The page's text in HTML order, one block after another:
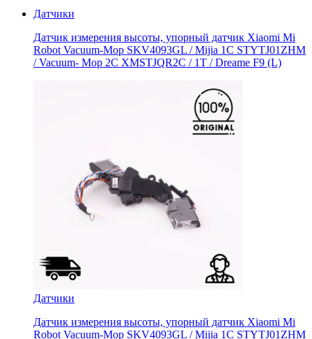
Датчики
Датчик измерения высоты, упорный датчик Xiaomi Mi
Robot Vacuum-Mop SKV4093GL / Mijia 1C STYTJ01ZHM
/ Vacuum- Mop 2C XMSTJQR2C / 1T / Dreame F9 (L)
Датчики
Датчик измерения высоты, упорный датчик Xiaomi Mi
Robot Vacuum-Mop SKV4093GL / Mijia 1C STYTJ01ZHM